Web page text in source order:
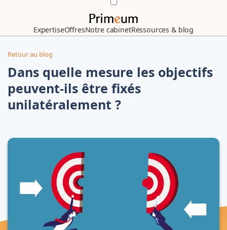
ExpertiseOffresNotre cabinetRessources & blog
Retour au blog
Dans quelle mesure les objectifs
peuvent-ils être fixés
unilatéralement ?